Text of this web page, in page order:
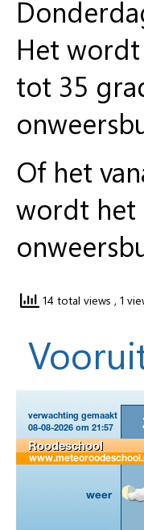
Het
tot 35
Of het
wordt het
14 total views , 1